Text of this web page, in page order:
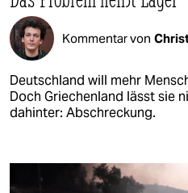
Kommentar von
Deutschland will mehr
Doch Griechenland lässt sie
dahinter: Abschreckung.